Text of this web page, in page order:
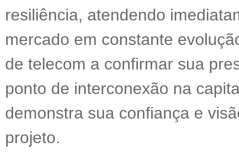
resiliência, atendendo
mercado em constante
de telecom a confirmar sua
ponto de interconexão na
demonstra sua confiança e
projeto.